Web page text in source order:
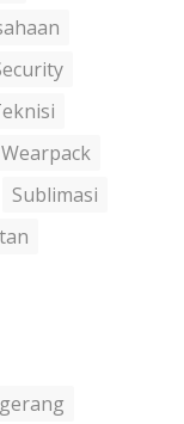
Sublimasi